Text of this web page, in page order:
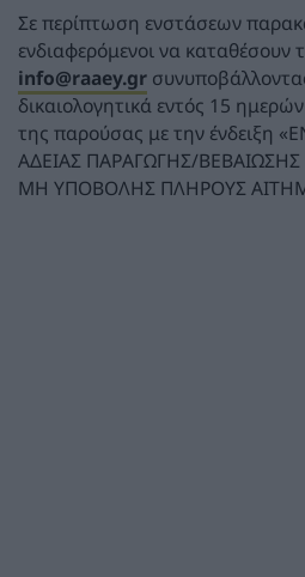
Σε περίπτωση ενστάσεων
ενδιαφερόμενοι να καταθέσουν
info@raaey.gr
δικαιολογητικά εντός 15
της παρούσας με την ένδειξη
ΑΔΕΙΑΣ ΠΑΡΑΓΩΓΗΣ/
ΜΗ ΥΠΟΒΟΛΗΣ ΠΛΗΡΟΥΣ